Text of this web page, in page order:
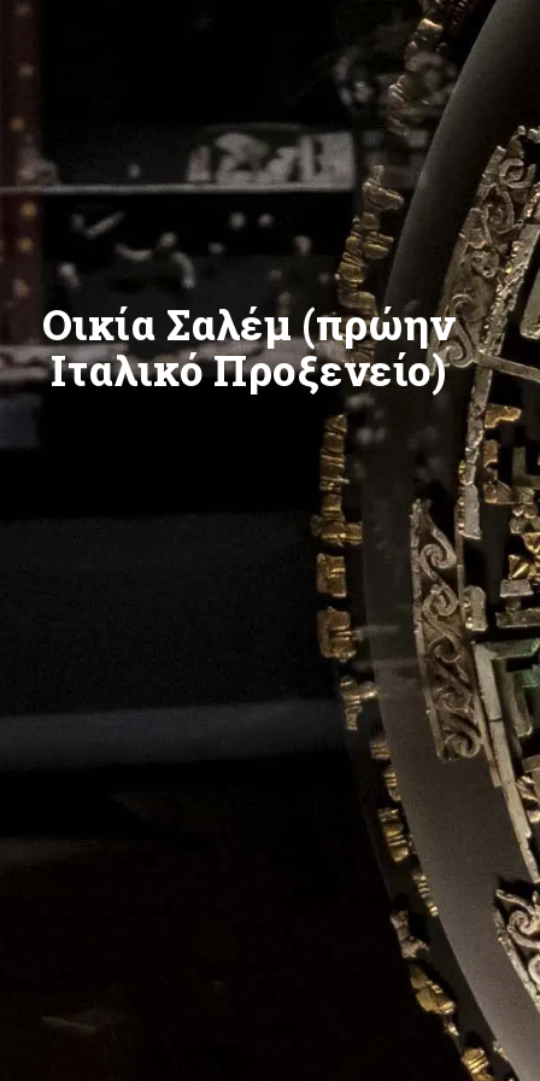
Οικία Σαλέμ (πρώην
Ιταλικό Προξενείο)